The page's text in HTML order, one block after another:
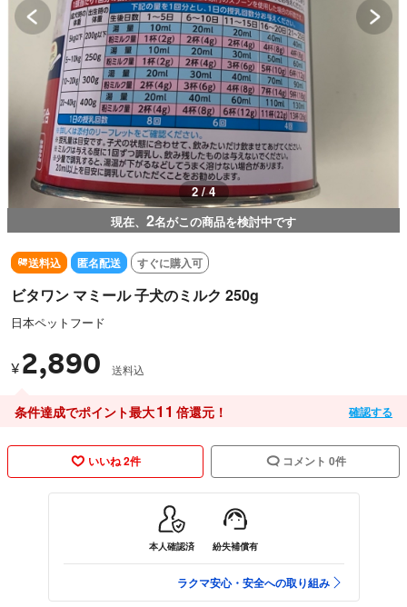
3 / 4
現在、 2名がこの商品を検討中です
送料込 匿名配送 すぐに購入可
ビタワン マミール 子犬のミルク 250g
日本ペットフード
¥ 2,890 送料込
条件達成でポイント最大11 倍還元！ 確認する
いいね 2件 コメント 0件
本人確認済 紛失補償有
ラクマ安心・安全への取り組み